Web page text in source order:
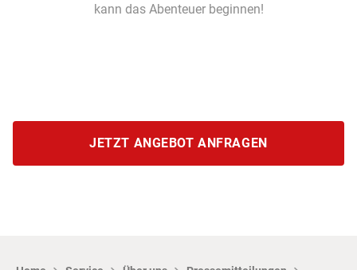
JETZT ANGEBOT ANFRAGEN
kann das Abenteuer beginnen!